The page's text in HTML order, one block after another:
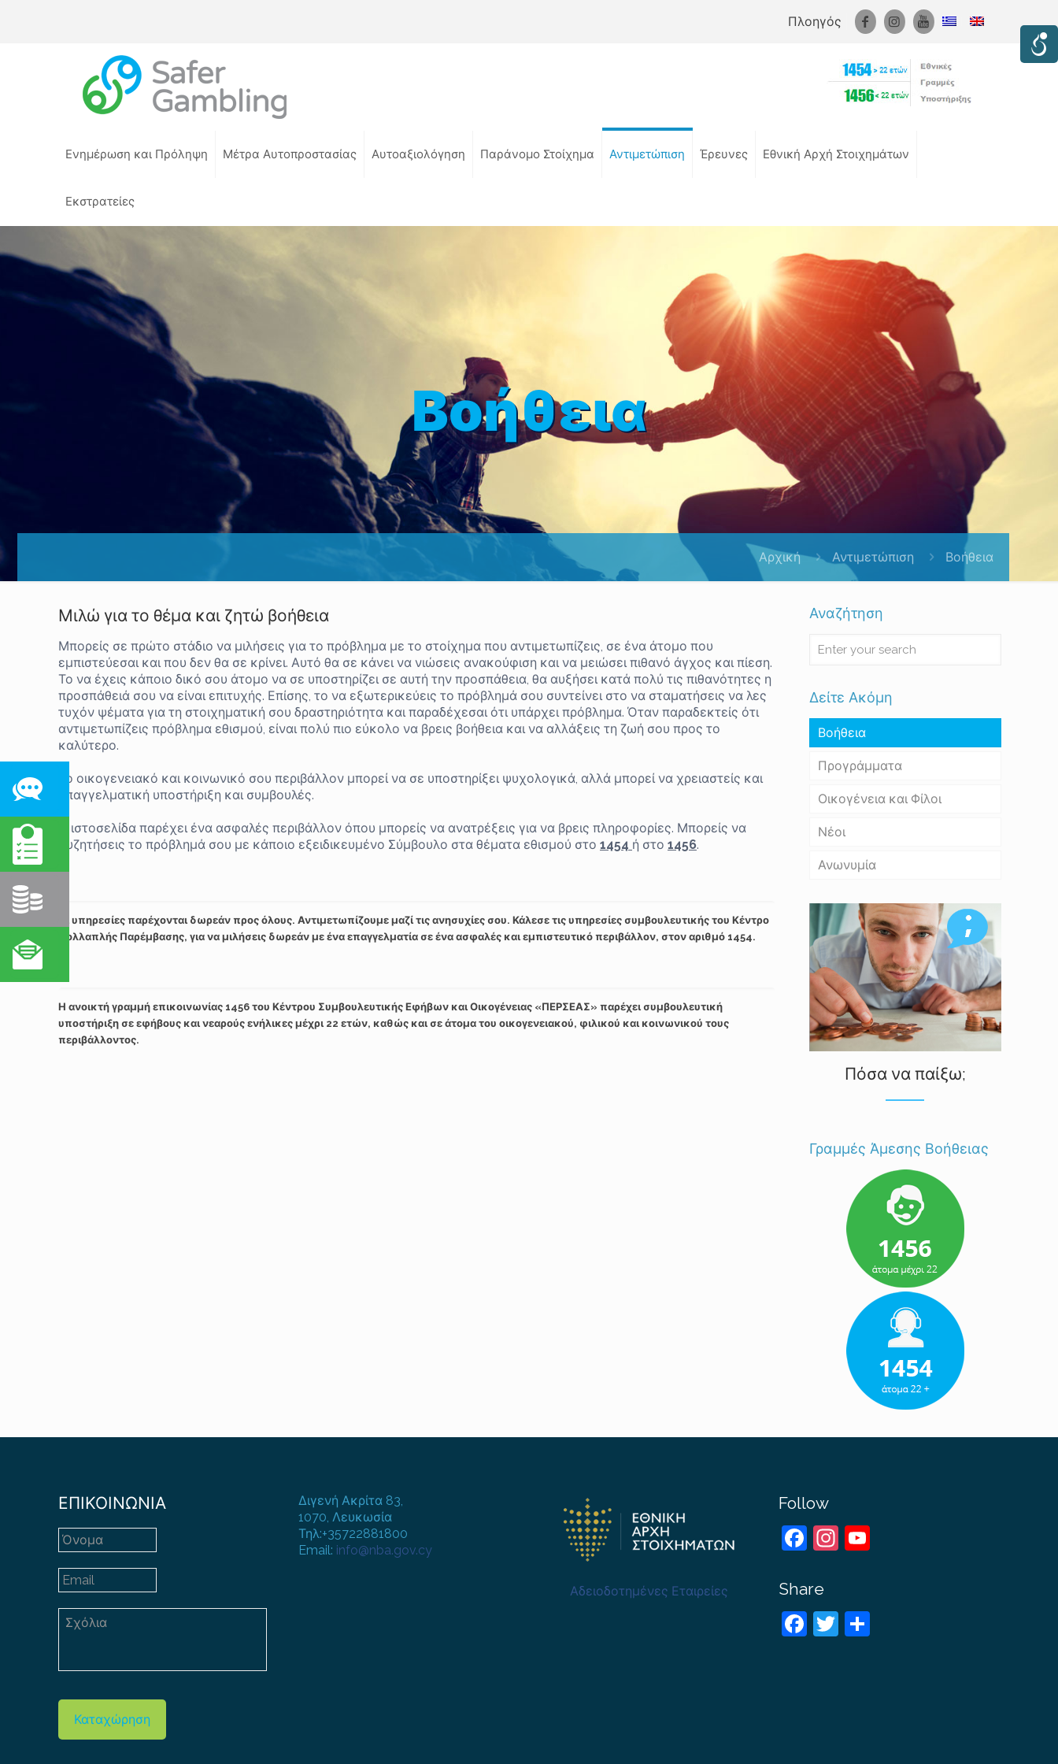
Πλοηγός
Ενημέρωση και Πρόληψη Μέτρα Αυτοπροστασίας Αυτοαξιολόγηση Παράνομο Στοίχημα Αντιμετώπιση Έρευνες Εθνική Αρχή Στοιχημάτων
Εκστρατείες
Βοήθεια
Αρχική Αντιμετώπιση Βοήθεια
Μιλώ για το θέμα και ζητώ βοήθεια
Μπορείς σε πρώτο στάδιο να μιλήσεις για το πρόβλημα με το στοίχημα που αντιμετωπίζεις, σε ένα άτομο που
εμπιστεύεσαι και που δεν θα σε κρίνει. Αυτό θα σε κάνει να νιώσεις ανακούφιση και να μειώσει πιθανό άγχος και πίεση.
Το να έχεις κάποιο δικό σου άτομο να σε υποστηρίζει σε αυτή την προσπάθεια, θα αυξήσει κατά πολύ τις πιθανότητες η
προσπάθειά σου να είναι επιτυχής. Επίσης, το να εξωτερικεύεις το πρόβλημά σου συντείνει στο να σταματήσεις να λες
τυχόν ψέματα για τη στοιχηματική σου δραστηριότητα και παραδέχεσαι ότι υπάρχει πρόβλημα. Όταν παραδεκτείς ότι
αντιμετωπίζεις πρόβλημα εθισμού, είναι πολύ πιο εύκολο να βρεις βοήθεια και να αλλάξεις τη ζωή σου προς το
καλύτερο.
Το οικογενειακό και κοινωνικό σου περιβάλλον μπορεί να σε υποστηρίξει ψυχολογικά, αλλά μπορεί να χρειαστείς και
επαγγελματική υποστήριξη και συμβουλές.
Η ιστοσελίδα παρέχει ένα ασφαλές περιβάλλον όπου μπορείς να ανατρέξεις για να βρεις πληροφορίες. Μπορείς να
συζητήσεις το πρόβλημά σου με κάποιο εξειδικευμένο Σύμβουλο στα θέματα εθισμού στο 1454 ή στο 1456.
Οι υπηρεσίες παρέχονται δωρεάν προς όλους. Αντιμετωπίζουμε μαζί τις ανησυχίες σου. Κάλεσε τις υπηρεσίες συμβουλευτικής του Κέντρο
Πολλαπλής Παρέμβασης, για να μιλήσεις δωρεάν με ένα επαγγελματία σε ένα ασφαλές και εμπιστευτικό περιβάλλον, στον αριθμό 1454.
Η ανοικτή γραμμή επικοινωνίας 1456 του Κέντρου Συμβουλευτικής Εφήβων και Οικογένειας «ΠΕΡΣΕΑΣ» παρέχει συμβουλευτική
υποστήριξη σε εφήβους και νεαρούς ενήλικες μέχρι 22 ετών, καθώς και σε άτομα του οικογενειακού, φιλικού και κοινωνικού τους
περιβάλλοντος.
Αναζήτηση
Δείτε Ακόμη
Βοήθεια
Προγράμματα
Οικογένεια και Φίλοι
Νέοι
Ανωνυμία
Πόσα να παίξω;
Γραμμές Άμεσης Βοήθειας
ΕΠΙΚΟΙΝΩΝΙΑ
Καταχώρηση
Διγενή Ακρίτα 83,
1070, Λευκωσία
Τηλ:+35722881800
Email: info@nba.gov.cy
Αδειοδοτημένες Εταιρείες
Follow
Facebook
Instagram
Share
Facebook
Twitter